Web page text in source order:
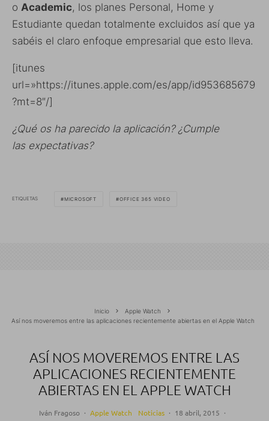
o Academic, los planes Personal, Home y
Estudiante quedan totalmente excluidos así que ya
sabéis el claro enfoque empresarial que esto lleva.
[itunes
url=»https://itunes.apple.com/es/app/id953685679
?mt=8″/]
¿Qué os ha parecido la aplicación? ¿Cumple
las expectativas?
ETIQUETAS MICROSOFT OFFICE 365 VIDEO
Inicio
Apple Watch
Así nos moveremos entre las aplicaciones recientemente abiertas en el Apple Watch
ASÍ NOS MOVEREMOS ENTRE LAS
APLICACIONES RECIENTEMENTE
ABIERTAS EN EL APPLE WATCH
Iván Fragoso · Apple Watch Noticias · 18 abril, 2015 ·